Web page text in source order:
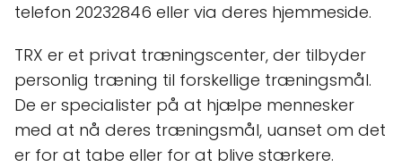
telefon 20232846 eller via deres hjemmeside.
TRX er et privat træningscenter, der tilbyder
personlig træning til forskellige træningsmål.
De er specialister på at hjælpe mennesker
med at nå deres træningsmål, uanset om det
er for at tabe eller for at blive stærkere.